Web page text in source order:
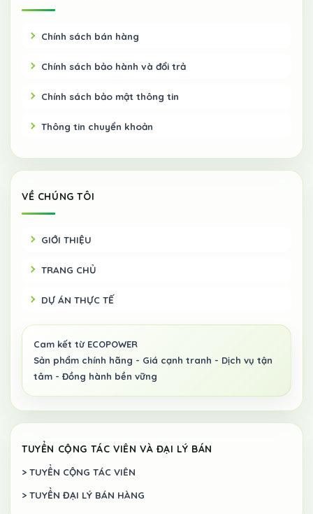
Chính sách bán hàng
Chính sách bảo hành và đổi trả
Chính sách bảo mật thông tin
Thông tin chuyển khoản
VỀ CHÚNG TÔI
GIỚI THIỆU
TRANG CHỦ
DỰ ÁN THỰC TẾ
TUYỂN CỘNG TÁC VIÊN VÀ ĐẠI LÝ BÁN
> TUYỂN CỘNG TÁC VIÊN
> TUYỂN ĐẠI LÝ BÁN HÀNG